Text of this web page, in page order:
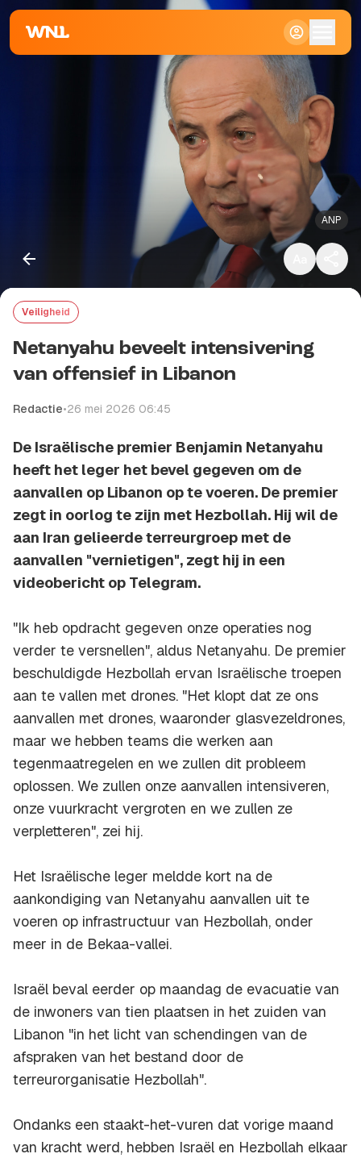
ANP
Klein
Standaard
Groot
Veiligheid
Netanyahu beveelt intensivering
van offensief in Libanon
Redactie•26 mei 2026 06:45
De Israëlische premier Benjamin Netanyahu
heeft het leger het bevel gegeven om de
aanvallen op Libanon op te voeren. De premier
zegt in oorlog te zijn met Hezbollah. Hij wil de
aan Iran gelieerde terreurgroep met de
aanvallen "vernietigen", zegt hij in een
videobericht op Telegram.
"Ik heb opdracht gegeven onze operaties nog
verder te versnellen", aldus Netanyahu. De premier
beschuldigde Hezbollah ervan Israëlische troepen
aan te vallen met drones. "Het klopt dat ze ons
aanvallen met drones, waaronder glasvezeldrones,
maar we hebben teams die werken aan
tegenmaatregelen en we zullen dit probleem
oplossen. We zullen onze aanvallen intensiveren,
onze vuurkracht vergroten en we zullen ze
verpletteren", zei hij.
Het Israëlische leger meldde kort na de
aankondiging van Netanyahu aanvallen uit te
voeren op infrastructuur van Hezbollah, onder
meer in de Bekaa-vallei.
Israël beval eerder op maandag de evacuatie van
de inwoners van tien plaatsen in het zuiden van
Libanon "in het licht van schendingen van de
afspraken van het bestand door de
terreurorganisatie Hezbollah".
Ondanks een staakt-het-vuren dat vorige maand
van kracht werd, hebben Israël en Hezbollah elkaar